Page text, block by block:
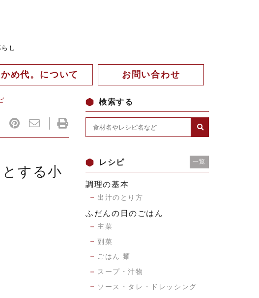
し
かめ代。について お問い合わせ
する小
検索する
レシピ 一覧
調理の基本
出汁のとり方
ふだんの日のごはん
主菜
副菜
ごはん 麺
スープ・汁物
ソース・タレ・ドレッシング